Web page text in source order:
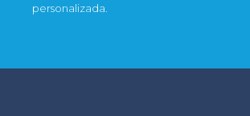
personalizada.